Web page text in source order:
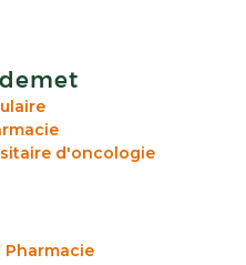
d'oncologie
Pharmacie